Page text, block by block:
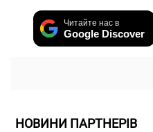
Читайте нас в
Google Discover
НОВИНИ ПАРТНЕРІВ